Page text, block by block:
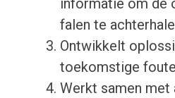
informatie om de
falen te
Ontwikkelt
toekomstige
Werkt samen met